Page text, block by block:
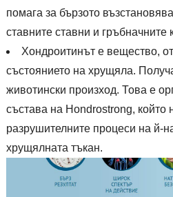
помага за бързото
ставните ставни и гръбначните
Хондроитинът е вещество,
състоянието на хрущяла.
животински произход. Това е
състава на Hondrostrong, който
разрушителните процеси на й-
хрущялната тъкан.